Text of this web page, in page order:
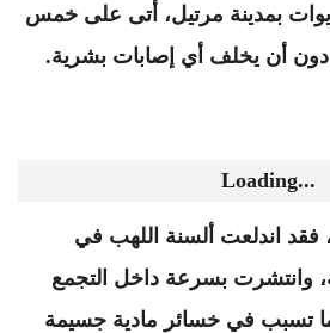
بمدينة مرتيل، أتى على خمس
دون أن يخلف أي إصابات بشرية.
Loading...
اندلعت ألسنة اللهب في
وانتشرت بسرعة داخل التجمع
تسبب في خسائر مادية جسيمة